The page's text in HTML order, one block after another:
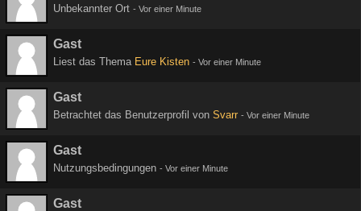
Unbekannter Ort - Vor einer Minute
Gast
Liest das Thema Eure Kisten - Vor einer Minute
Gast
Betrachtet das Benutzerprofil von Svarr - Vor einer Minute
Gast
Nutzungsbedingungen - Vor einer Minute
Gast